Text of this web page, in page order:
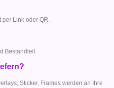
Link oder QR.
Bestandteil.
Sticker, Frames werden an Ihre